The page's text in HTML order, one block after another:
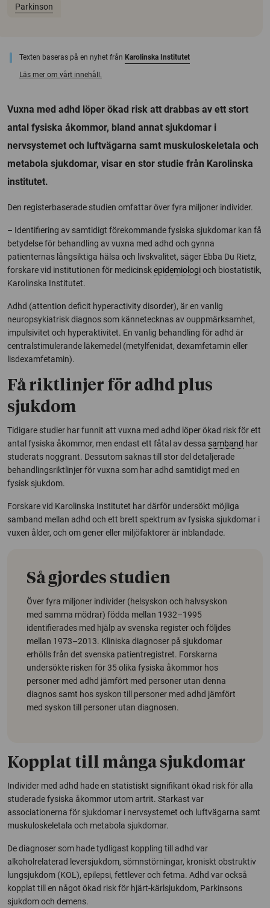
Parkinson
Texten baseras på en nyhet från Karolinska Institutet
Läs mer om vårt innehåll.
Vuxna med adhd löper ökad risk att drabbas av ett stort
antal fysiska åkommor, bland annat sjukdomar i
nervsystemet och luftvägarna samt muskuloskeletala och
metabola sjukdomar, visar en stor studie från Karolinska
institutet.
Den registerbaserade studien omfattar över fyra miljoner individer.
– Identifiering av samtidigt förekommande fysiska sjukdomar kan få
betydelse för behandling av vuxna med adhd och gynna
patienternas långsiktiga hälsa och livskvalitet, säger Ebba Du Rietz,
forskare vid institutionen för medicinskepidemiologioch biostatistik,
Karolinska Institutet.
Adhd (attention deficit hyperactivity disorder), är en vanlig
neuropsykiatrisk diagnos som kännetecknas av ouppmärksamhet,
impulsivitet och hyperaktivitet. En vanlig behandling för adhd är
centralstimulerande läkemedel (metylfenidat, dexamfetamin eller
lisdexamfetamin).
Få riktlinjer för adhd plus
sjukdom
Tidigare studier har funnit att vuxna med adhd löper ökad risk för ett
antal fysiska åkommor, men endast ett fåtal av dessa samband har
studerats noggrant. Dessutom saknas till stor del detaljerade
behandlingsriktlinjer för vuxna som har adhd samtidigt med en
fysisk sjukdom.
Forskare vid Karolinska Institutet har därför undersökt möjliga
samband mellan adhd och ett brett spektrum av fysiska sjukdomar i
vuxen ålder, och om gener eller miljöfaktorer är inblandade.
Så gjordes studien
Över fyra miljoner individer (helsyskon och halvsyskon
med samma mödrar) födda mellan 1932–1995
identifierades med hjälp av svenska register och följdes
mellan 1973–2013. Kliniska diagnoser på sjukdomar
erhölls från det svenska patientregistret. Forskarna
undersökte risken för 35 olika fysiska åkommor hos
personer med adhd jämfört med personer utan denna
diagnos samt hos syskon till personer med adhd jämfört
med syskon till personer utan diagnosen.
Kopplat till många sjukdomar
Individer med adhd hade en statistiskt signifikant ökad risk för alla
studerade fysiska åkommor utom artrit. Starkast var
associationerna för sjukdomar i nervsystemet och luftvägarna samt
muskuloskeletala och metabola sjukdomar.
De diagnoser som hade tydligast koppling till adhd var
alkoholrelaterad leversjukdom, sömnstörningar, kroniskt obstruktiv
lungsjukdom (KOL), epilepsi, fettlever och fetma. Adhd var också
kopplat till en något ökad risk för hjärt-kärlsjukdom, Parkinsons
sjukdom och demens.